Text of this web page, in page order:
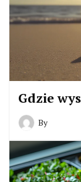
Gdzie
By